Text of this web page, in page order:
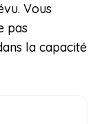
Vous
pas
la capacité